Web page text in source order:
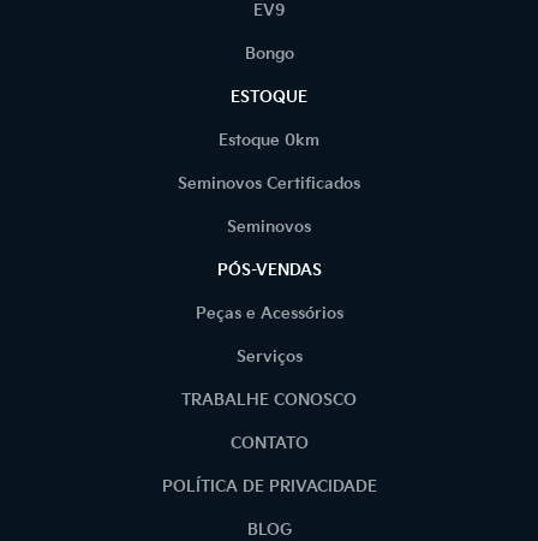
EV9
Bongo
ESTOQUE
Estoque 0km
Seminovos Certificados
Seminovos
PÓS-VENDAS
Peças e Acessórios
Serviços
TRABALHE CONOSCO
CONTATO
POLÍTICA DE PRIVACIDADE
BLOG